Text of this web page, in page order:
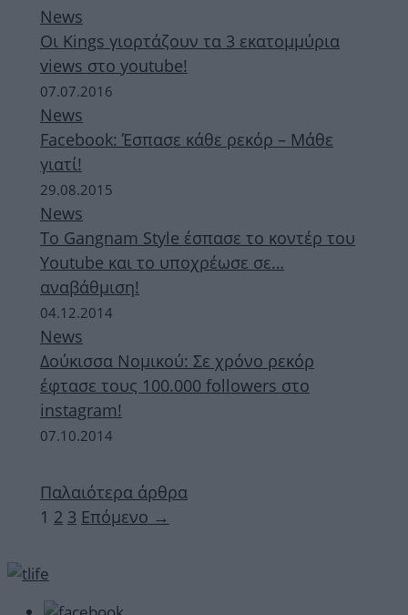
News
Οι Kings γιορτάζουν τα 3 εκατομμύρια
views στο youtube!
07.07.2016
News
Facebook: Έσπασε κάθε ρεκόρ – Μάθε
γιατί!
29.08.2015
News
Το Gangnam Style έσπασε το κοντέρ του
Youtube και το υποχρέωσε σε…
αναβάθμιση!
04.12.2014
News
Δούκισσα Νομικού: Σε χρόνο ρεκόρ
έφτασε τους 100.000 followers στο
instagram!
07.10.2014
Παλαιότερα άρθρα
Σελίδα
1 Σελίδα
2 Σελίδα
3 Επόμενο →